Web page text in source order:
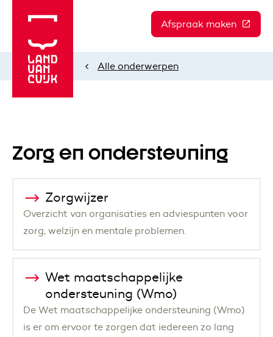
Afspraak maken (Deze
HomeAlle onderwerpen
Zorg en ondersteuning
Zorgwijzer
Overzicht van organisaties en adviespunten voor
zorg, welzijn en mentale problemen.
Wet maatschappelijke
ondersteuning (Wmo)
De Wet maatschappelijke ondersteuning (Wmo)
is er om ervoor te zorgen dat iedereen zo lang